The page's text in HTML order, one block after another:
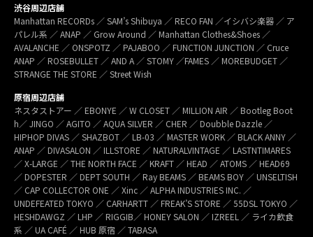
渋谷周辺店舗
Manhattan RECORDs ／ SAM’s Shibuya ／ RECO FAN ／イシバシ楽器 ／ ア
パレル系 ／ ANAP ／ Grow Around ／ Manhattan Clothes&Shoes ／
AVALANCHE ／ ONSPOTZ ／ PAJABOO ／ FUNCTION JUNCTION ／ Cruce
ANAP ／ ROSEBULLET ／ AND A ／ STOMY ／FAMES ／ MOREBUDGET ／
STRANGE THE STORE ／ Street Wish
原宿周辺店舗
ネスタストアー ／ EBONYE ／ W CLOSET ／ MILLION AIR ／ Bootleg Boot
h／ JINGO ／ AGITO ／ AQUA SILVER ／ CHER ／ Doubble Dazzle ／
HIPHOP DIVAS ／ SHAZBOT ／ LB-03 ／ MASTER WORK ／ BLACK ANNY ／
ANAP ／ DIVASALON ／ ILLSTORE ／ NATURALVINTAGE ／ LASTNTIMARES
／ X-LARGE ／ THE NORTH FACE ／ KRAFT ／ HEAD ／ ATOMS ／ HEAD69
／ DOPESTER ／ DEPT SOUTH ／ Ray BEAMS ／ BEAMS BOY ／ UNSELTISH
／ CAP COLLECTOR ONE ／ Xinc ／ ALPHA INDUSTRIES INC. ／
UNDEFEATED TOKYO ／ CARHARTT ／ FREAK’S STORE ／ 55DSL TOKYO ／
HESHDAWGZ ／ LHP ／ RIGGIB／ HONEY SALON ／ IZREEL ／ ライカ飲食
系 ／ UA CAFÉ ／ HUB 原宿 ／ TABASA